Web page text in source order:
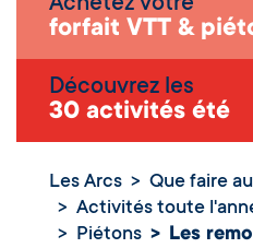
forfait VTT &
Découvrez les
30 activités été
Les Arcs
Que faire
Activités toute
Piétons
Les